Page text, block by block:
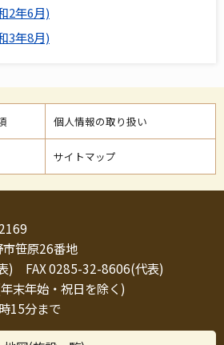
2年6月)
3年8月)
個人情報の取り扱い
サイトマップ
笹原26番地
) FAX 0285-32-8606(代表)
末年始・祝日を除く)
15分まで